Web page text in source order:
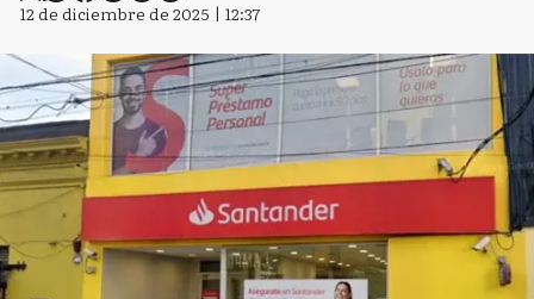
12 de diciembre de 2025 | 12:37